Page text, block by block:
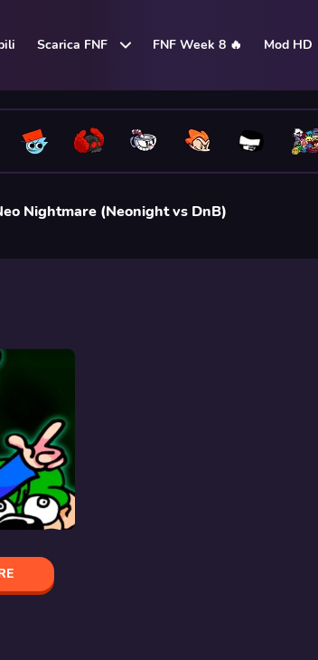
Scarica FNF FNF Week 8 🔥 Mod HD
Nightmare (Neonight vs DnB)